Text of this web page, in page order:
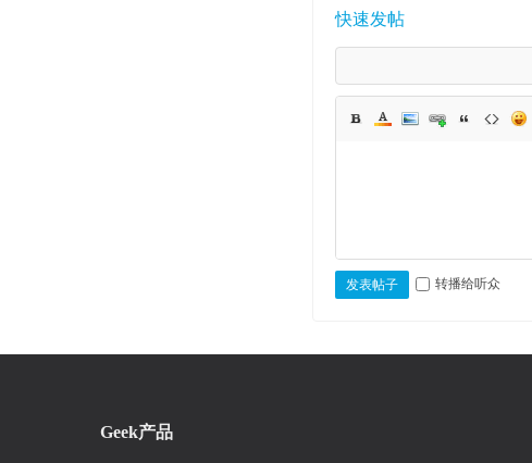
快速发帖
发表帖子 转播给听众
Geek产品